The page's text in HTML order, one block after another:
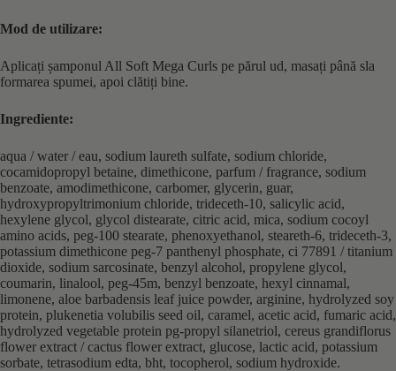
Mod de utilizare:
Aplicați șamponul All Soft Mega Curls pe părul ud, masați până sla
formarea spumei, apoi clătiți bine.
Ingrediente:
aqua / water / eau, sodium laureth sulfate, sodium chloride,
cocamidopropyl betaine, dimethicone, parfum / fragrance, sodium
benzoate, amodimethicone, carbomer, glycerin, guar,
hydroxypropyltrimonium chloride, trideceth-10, salicylic acid,
hexylene glycol, glycol distearate, citric acid, mica, sodium cocoyl
amino acids, peg-100 stearate, phenoxyethanol, steareth-6, trideceth-3,
potassium dimethicone peg-7 panthenyl phosphate, ci 77891 / titanium
dioxide, sodium sarcosinate, benzyl alcohol, propylene glycol,
coumarin, linalool, peg-45m, benzyl benzoate, hexyl cinnamal,
limonene, aloe barbadensis leaf juice powder, arginine, hydrolyzed soy
protein, plukenetia volubilis seed oil, caramel, acetic acid, fumaric acid,
hydrolyzed vegetable protein pg-propyl silanetriol, cereus grandiflorus
flower extract / cactus flower extract, glucose, lactic acid, potassium
sorbate, tetrasodium edta, bht, tocopherol, sodium hydroxide.